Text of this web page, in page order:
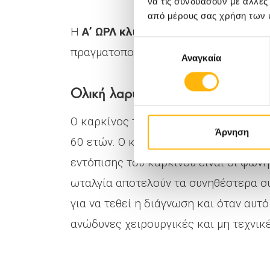
από μέρους σας χρήση των
συγκατάθεσηςΑναγκαία
Άρνηση
ΗΑ’ ΩΡΛ κλινική
πραγματοποιήσει μεγάλο αριθμό
Ολική λαρυγγεκτομή
Ο καρκίνος του λάρυγγα είναι η πιο
60 ετών. Ο κυριότερος αιτιολογικός
εντόπισης του καρκίνου είναι οι
ωταλγία αποτελούν τα συνηθέστερα
για να τεθεί η διάγνωση και όταν
ανώδυνες χειρουργικές και μη